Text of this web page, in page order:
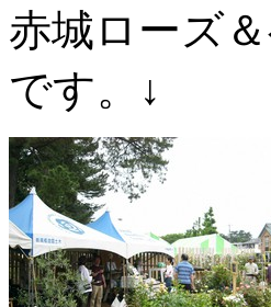
赤城ローズ
です。↓